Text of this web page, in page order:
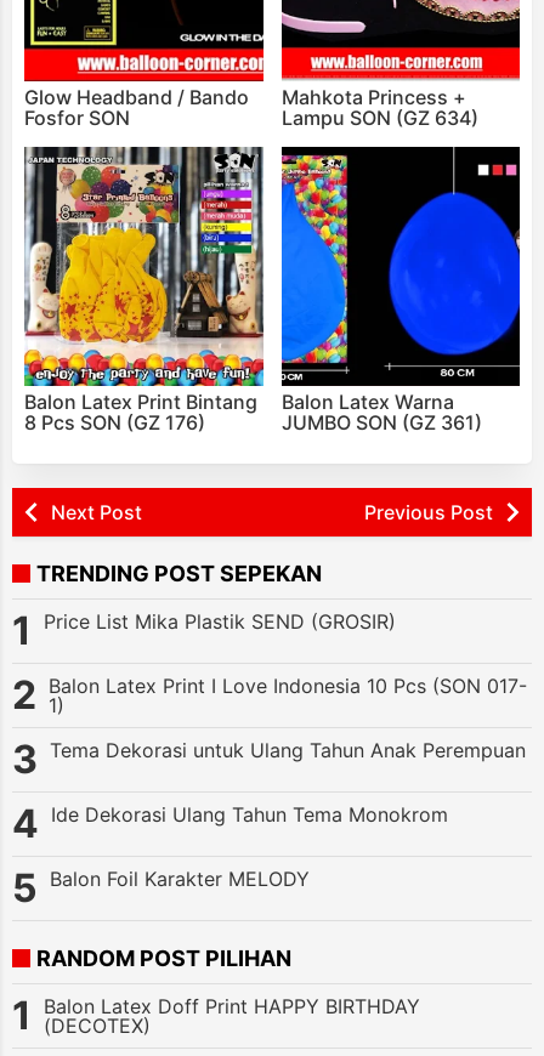
Glow Headband / Bando
Fosfor SON
Mahkota Princess +
Lampu SON (GZ 634)
Balon Latex Print Bintang
8 Pcs SON (GZ 176)
Balon Latex Warna
JUMBO SON (GZ 361)
Next Post Previous Post
TRENDING POST SEPEKAN
Price List Mika Plastik SEND (GROSIR)
Balon Latex Print I Love Indonesia 10 Pcs (SON 017-
1)
Tema Dekorasi untuk Ulang Tahun Anak Perempuan
Ide Dekorasi Ulang Tahun Tema Monokrom
Balon Foil Karakter MELODY
RANDOM POST PILIHAN
Balon Latex Doff Print HAPPY BIRTHDAY
(DECOTEX)